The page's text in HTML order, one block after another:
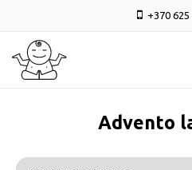
+370 625
Advento